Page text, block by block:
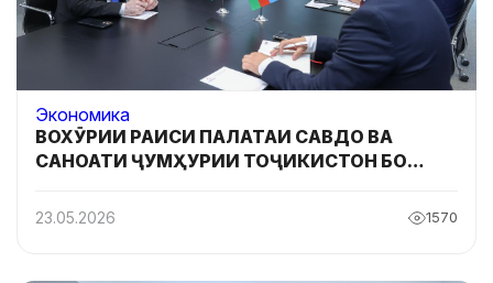
Экономика
ВОХӮРИИ РАИСИ ПАЛАТАИ САВДО ВА
САНОАТИ ҶУМҲУРИИ ТОҶИКИСТОН БО
МИЁНАИ ОЗАРБОЙҶОН (KOBİA)
23.05.2026 1570